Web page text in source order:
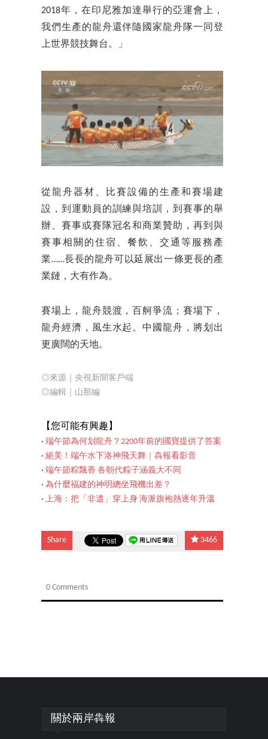
2018年，在印尼雅加達舉行的亞運會上，
我們生產的龍舟還伴隨國家龍舟隊一同登
上世界競技舞台。」
從龍舟器材、比賽設備的生產和賽場建
設，到運動員的訓練與培訓，到賽事的舉
辦、賽事或賽隊冠名和商業贊助，再到與
賽事相關的住宿、餐飲、交通等服務產
業……長長的龍舟可以延展出一條更長的產
業鏈，大有作為。
賽場上，龍舟競渡，百舸爭流；賽場下，
龍舟經濟，風生水起。中國龍舟，將划出
更廣闊的天地。
◎來源｜央視新聞客戶端
◎編輯｜山那編
【您可能有興趣】
‧ 端午節為何划龍舟？2200年前的國寶提供了答案
‧ 絕美！端午水下洛神飛天舞｜犇報看影音
‧ 端午節粽飄香 各朝代粽子涵義大不同
‧ 為什麼福建的神明總坐飛機出差？
‧ 上海：把「非遺」穿上身 海派旗袍熱逐年升溫
Share 3466
0 Comments
關於兩岸犇報